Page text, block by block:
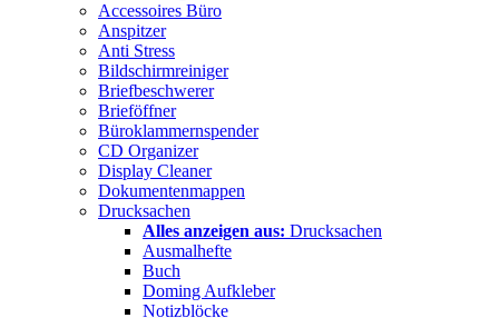
Accessoires Büro
Anspitzer
Anti Stress
Bildschirmreiniger
Briefbeschwerer
Brieföffner
Büroklammernspender
CD Organizer
Display Cleaner
Dokumentenmappen
Drucksachen
Alles anzeigen aus: Drucksachen
Ausmalhefte
Buch
Doming Aufkleber
Notizblöcke